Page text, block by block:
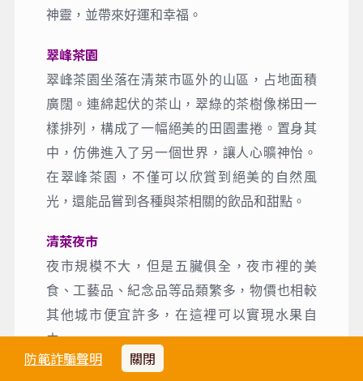
防範詐騙聲明 關閉
神靈，並帶來好運和幸福。
翠峰茶園
翠峰茶園坐落在清萊市區外的山區，占地面積
廣闊。連綿起伏的茶山，翠綠的茶樹像梯田一
樣排列，構成了一幅絕美的田園畫捲。置身其
中，仿佛進入了另一個世界，讓人心曠神怡。
在翠峰茶園，不僅可以欣賞到絕美的自然風
光，還能品嘗到各種與茶相關的飲品和甜點。
清萊夜市
夜市規模不大，但是五臟俱全，夜市裡的美
食、工藝品、紀念品等品類繁多，物價也相較
其他城市便宜許多，在這裡可以實現水果自
由。